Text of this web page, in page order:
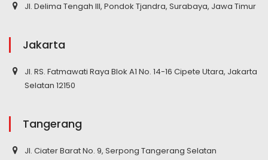
Jl. Delima Tengah III, Pondok Tjandra, Surabaya, Jawa Timur
Jakarta
Jl. RS. Fatmawati Raya Blok A1 No. 14-16 Cipete Utara, Jakarta
Selatan 12150
Tangerang
Jl. Ciater Barat No. 9, Serpong Tangerang Selatan